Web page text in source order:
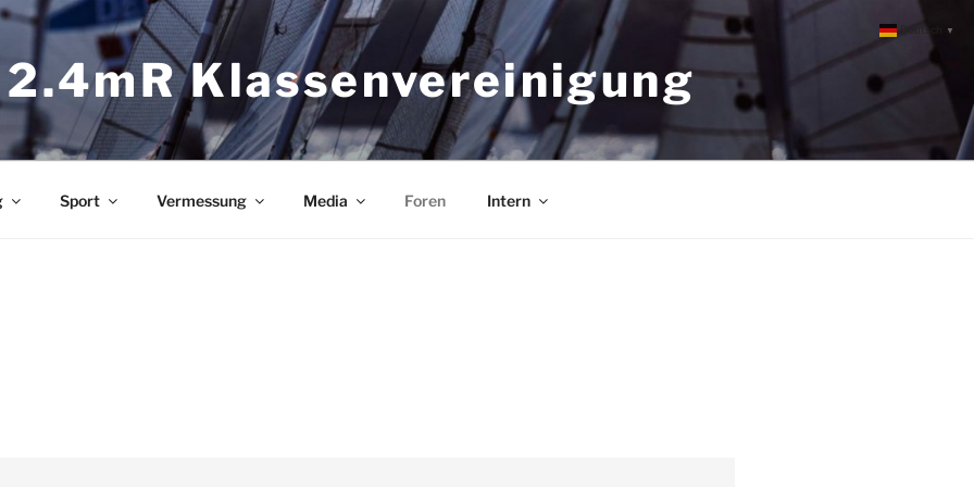
Klassenvereinigung
Sport Vermessung Media Foren Intern
▼